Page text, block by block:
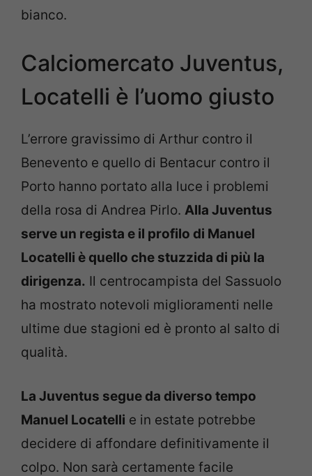
bianco.
Calciomercato Juventus,
Locatelli è l’uomo giusto
L’errore gravissimo di Arthur contro il
Benevento e quello di Bentacur contro il
Porto hanno portato alla luce i problemi
della rosa di Andrea Pirlo. Alla Juventus
serve un regista e il profilo di Manuel
Locatelli è quello che stuzzida di più la
dirigenza. Il centrocampista del Sassuolo
ha mostrato notevoli miglioramenti nelle
ultime due stagioni ed è pronto al salto di
qualità.
La Juventus segue da diverso tempo
Manuel Locatelli e in estate potrebbe
decidere di affondare definitivamente il
colpo. Non sarà certamente facile